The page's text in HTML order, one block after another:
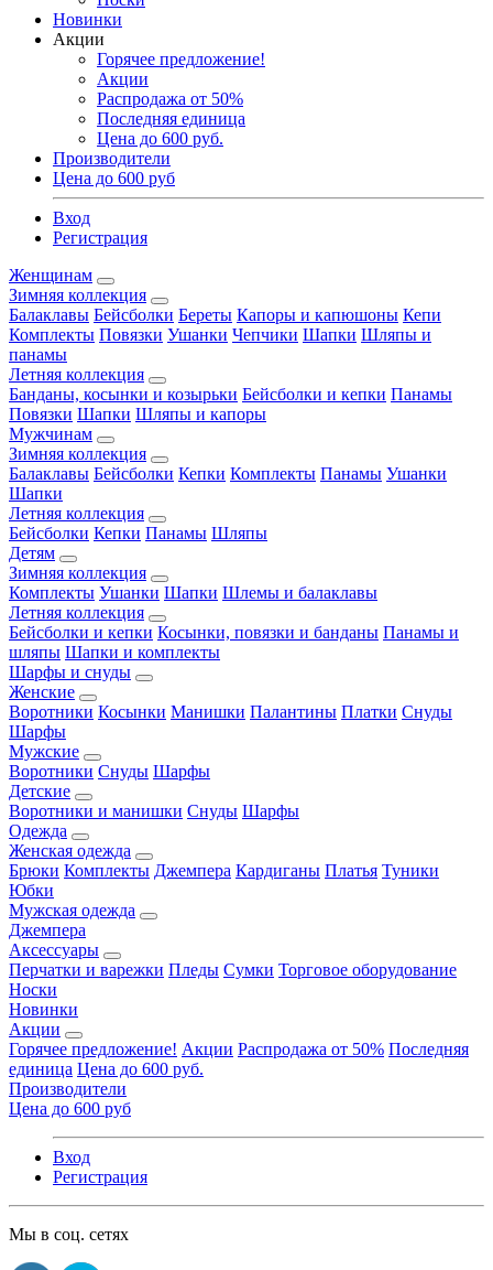
Новинки
Акции
Горячее предложение!
Акции
Распродажа от 50%
Последняя единица
Цена до 600 руб.
Производители
Цена до 600 руб
Вход
Регистрация
Женщинам
Зимняя коллекция
Балаклавы Бейсболки Береты Капоры и капюшоны Кепи
Комплекты Повязки Ушанки Чепчики Шапки Шляпы и
панамы
Летняя коллекция
Банданы, косынки и козырьки Бейсболки и кепки Панамы
Повязки Шапки Шляпы и капоры
Мужчинам
Зимняя коллекция
Балаклавы Бейсболки Кепки Комплекты Панамы Ушанки
Шапки
Летняя коллекция
Бейсболки Кепки Панамы Шляпы
Детям
Зимняя коллекция
Комплекты Ушанки Шапки Шлемы и балаклавы
Летняя коллекция
Бейсболки и кепки Косынки, повязки и банданы Панамы и
шляпы Шапки и комплекты
Шарфы и снуды
Женские
Воротники Косынки Манишки Палантины Платки Снуды
Шарфы
Мужские
Воротники Снуды Шарфы
Детские
Воротники и манишки Снуды Шарфы
Одежда
Женская одежда
Брюки Комплекты Джемпера Кардиганы Платья Туники
Юбки
Мужская одежда
Джемпера
Аксессуары
Перчатки и варежки Пледы Сумки Торговое оборудование
Носки
Новинки
Акции
Горячее предложение! Акции Распродажа от 50% Последняя
единица Цена до 600 руб.
Производители
Цена до 600 руб
Вход
Регистрация
Мы в соц. сетях